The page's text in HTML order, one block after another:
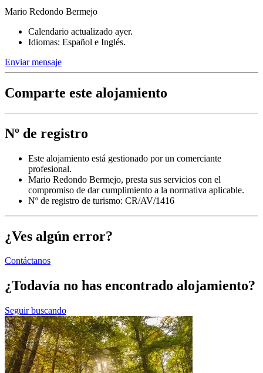
Mario Redondo Bermejo
Calendario actualizado ayer.
Idiomas: Español e Inglés.
Enviar mensaje
Comparte este alojamiento
Nº de registro
Este alojamiento está gestionado por un comerciante
profesional.
Mario Redondo Bermejo, presta sus servicios con el
compromiso de dar cumplimiento a la normativa aplicable.
Nº de registro de turismo: CR/AV/1416
¿Ves algún error?
Contáctanos
¿Todavía no has encontrado alojamiento?
Seguir buscando